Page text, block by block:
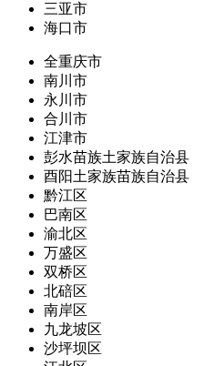
三亚市
海口市
全重庆市
南川市
永川市
合川市
江津市
彭水苗族土家族自治县
酉阳土家族苗族自治县
黔江区
巴南区
渝北区
万盛区
双桥区
北碚区
南岸区
九龙坡区
沙坪坝区